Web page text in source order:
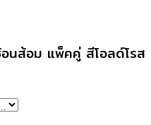
นส้อม แพ็คคู่ สีโอลด์โรส